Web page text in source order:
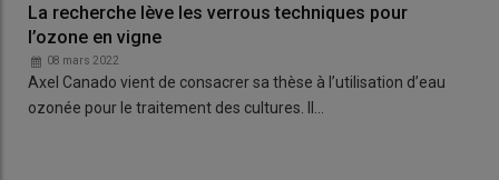
La recherche lève les verrous techniques pour
l’ozone en vigne
08 mars 2022
Axel Canado vient de consacrer sa thèse à l’utilisation d’eau
ozonée pour le traitement des cultures. Il…